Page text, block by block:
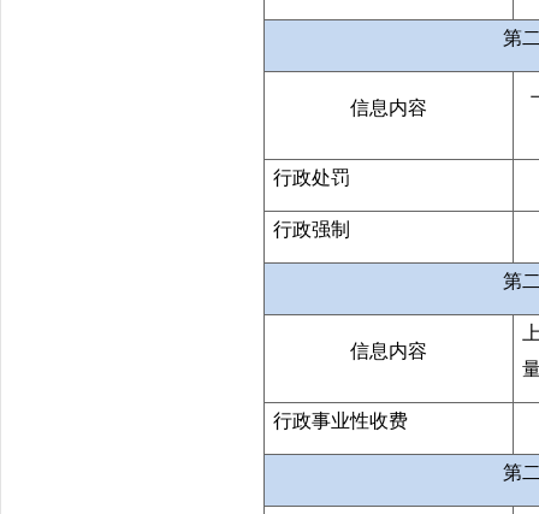
第
信息内容
行政处罚
行政强制
第
信息内容
行政事业性收费
第